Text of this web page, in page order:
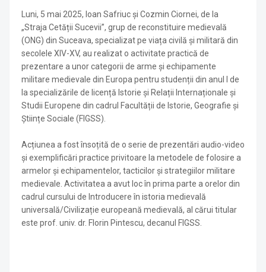
Luni, 5 mai 2025, Ioan Safriuc și Cozmin Ciornei, de la
„Straja Cetății Sucevii”, grup de reconstituire medievală
(ONG) din Suceava, specializat pe viața civilă și militară din
secolele XIV-XV, au realizat o activitate practică de
prezentare a unor categorii de arme și echipamente
militare medievale din Europa pentru studenții din anul I de
la specializările de licență Istorie și Relații Internaționale și
Studii Europene din cadrul Facultății de Istorie, Geografie și
Științe Sociale (FIGSS).
Acțiunea a fost însoțită de o serie de prezentări audio-video
și exemplificări practice privitoare la metodele de folosire a
armelor și echipamentelor, tacticilor și strategiilor militare
medievale. Activitatea a avut loc în prima parte a orelor din
cadrul cursului de Introducere în istoria medievală
universală/Civilizație europeană medievală, al cărui titular
este prof. univ. dr. Florin Pintescu, decanul FIGSS.